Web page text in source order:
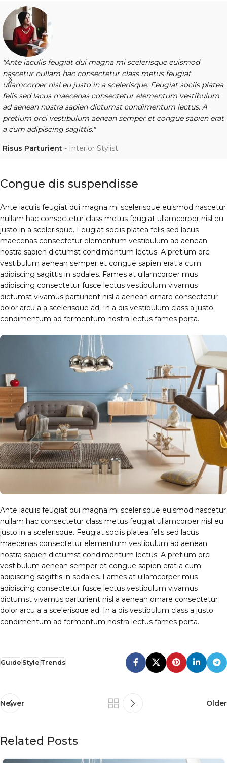
"Ante iaculis feugiat dui magna mi scelerisque euismod
nascetur nullam hac consectetur class metus feugiat
ullamcorper nisl eu justo in a scelerisque. Feugiat sociis platea
felis sed lacus maecenas consectetur elementum vestibulum
ad aenean nostra sapien dictumst condimentum lectus. A
pretium orci vestibulum aenean semper et congue sapien erat
a cum adipiscing sagittis."
Risus Parturient Interior Stylist
Congue dis suspendisse
Ante iaculis feugiat dui magna mi scelerisque euismod nascetur
nullam hac consectetur class metus feugiat ullamcorper nisl eu
justo in a scelerisque. Feugiat sociis platea felis sed lacus
maecenas consectetur elementum vestibulum ad aenean
nostra sapien dictumst condimentum lectus. A pretium orci
vestibulum aenean semper et congue sapien erat a cum
adipiscing sagittis in sodales. Fames at ullamcorper mus
adipiscing consectetur fusce lectus vestibulum vivamus
dictumst vivamus parturient nisl a aenean ornare consectetur
dolor arcu a a scelerisque ad. In a dis vestibulum class a justo
condimentum ad fermentum nostra lectus fames porta.
Ante iaculis feugiat dui magna mi scelerisque euismod nascetur
nullam hac consectetur class metus feugiat ullamcorper nisl eu
justo in a scelerisque. Feugiat sociis platea felis sed lacus
maecenas consectetur elementum vestibulum ad aenean
nostra sapien dictumst condimentum lectus. A pretium orci
vestibulum aenean semper et congue sapien erat a cum
adipiscing sagittis in sodales. Fames at ullamcorper mus
adipiscing consectetur fusce lectus vestibulum vivamus
dictumst vivamus parturient nisl a aenean ornare consectetur
dolor arcu a a scelerisque ad. In a dis vestibulum class a justo
condimentum ad fermentum nostra lectus fames porta.
Guide Style Trends
Newer Older
Related Posts